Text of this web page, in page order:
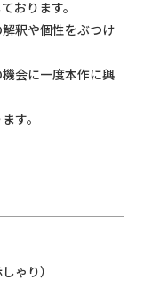
おります。
釈や個性をぶつけ
会に一度本作に興
す。
ゃり）